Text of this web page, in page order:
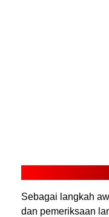
Sebagai langkah
dan pemeriksaan